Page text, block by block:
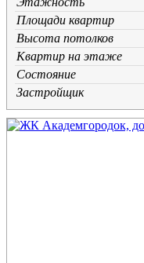
Площади квартир
Высота потолков
Квартир на этаже
Состояние
Застройщик